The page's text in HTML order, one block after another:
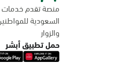
منصة تقدم خدمات
السعودية
والزوار
حمل تطبيق أبشر